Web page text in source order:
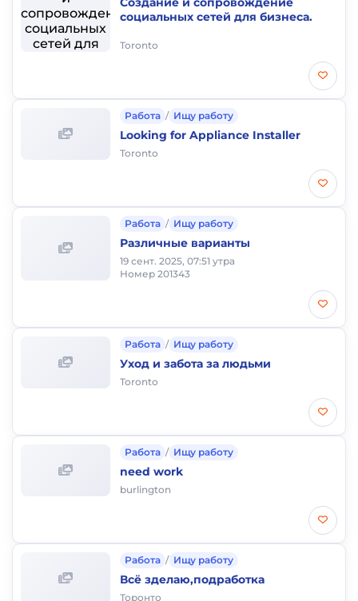
социальных сетей для бизнеса.
Toronto
Работа / Ищу работу
Looking for Appliance Installer
Toronto
Работа / Ищу работу
Различные варианты
19 сент. 2025, 07:51 утра
Номер 201343
Работа / Ищу работу
Уход и забота за людьми
Toronto
Работа / Ищу работу
need work
burlington
Работа / Ищу работу
Всё зделаю,подработка
Торонто